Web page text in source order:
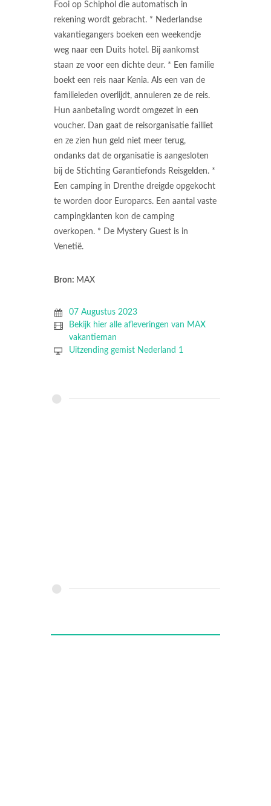
Fooi op Schiphol die automatisch in
rekening wordt gebracht. * Nederlandse
vakantiegangers boeken een weekendje
weg naar een Duits hotel. Bij aankomst
staan ze voor een dichte deur. * Een familie
boekt een reis naar Kenia. Als een van de
familieleden overlijdt, annuleren ze de reis.
Hun aanbetaling wordt omgezet in een
voucher. Dan gaat de reisorganisatie failliet
en ze zien hun geld niet meer terug,
ondanks dat de organisatie is aangesloten
bij de Stichting Garantiefonds Reisgelden. *
Een camping in Drenthe dreigde opgekocht
te worden door Europarcs. Een aantal vaste
campingklanten kon de camping
overkopen. * De Mystery Guest is in
Venetië.
Bron: MAX
07 Augustus 2023
Bekijk hier alle afleveringen van MAX
vakantieman
Uitzending gemist Nederland 1